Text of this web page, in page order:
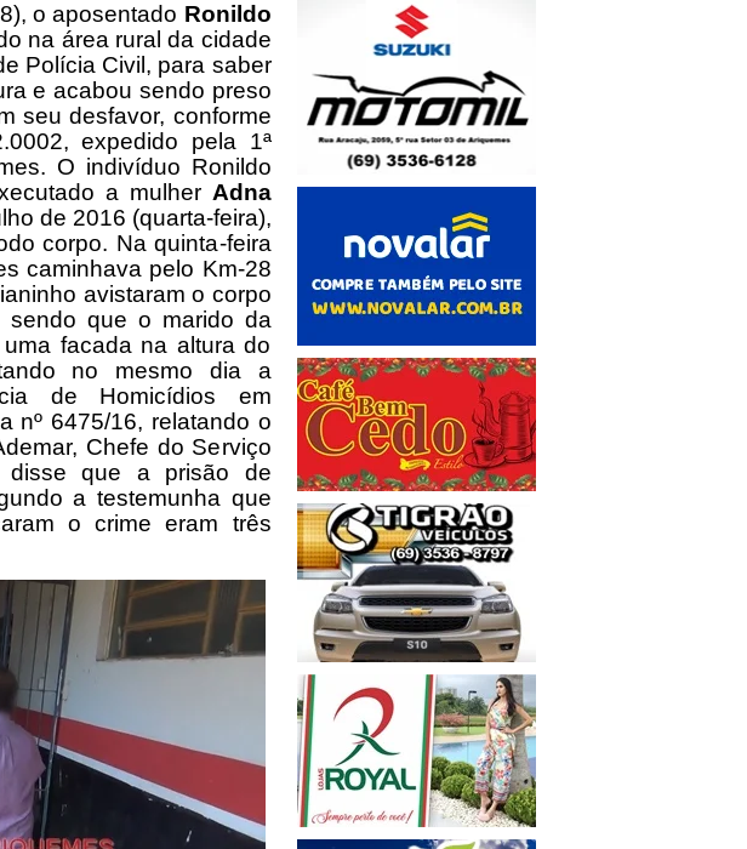
o aposentado Ronildo
na área rural da cidade
Polícia Civil, para saber
e acabou sendo preso
seu desfavor, conforme
expedido pela 1ª
O indivíduo Ronildo
a mulher Adna
de 2016 (quarta-feira),
corpo. Na quinta-feira
caminhava pelo Km-28
avistaram o corpo
que o marido da
facada na altura do
no mesmo dia a
de Homicídios em
nº 6475/16, relatando o
Chefe do Serviço
disse que a prisão de
a testemunha que
o crime eram três